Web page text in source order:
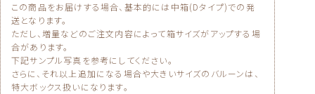
この商品をお届けする場合、基本的には中箱(Dタイプ)での発
送となります。
ただし、増量などのご注文内容によって箱サイズがアップする場
合があります。
下記サンプル写真を参考にしてください。
さらに、それ以上追加になる場合や大きいサイズのバルーンは、
特大ボックス扱いになります。